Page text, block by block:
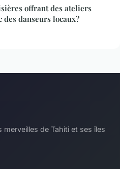
offrant des ateliers
des danseurs locaux?
de Tahiti et ses îles